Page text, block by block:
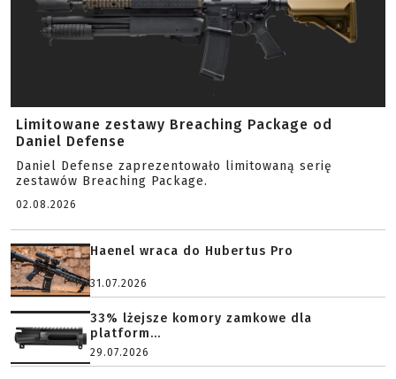
Limitowane zestawy Breaching Package od
Daniel Defense
Daniel Defense zaprezentowało limitowaną serię
zestawów Breaching Package.
02.08.2026
Haenel wraca do Hubertus Pro
31.07.2026
33% lżejsze komory zamkowe dla
platform...
29.07.2026